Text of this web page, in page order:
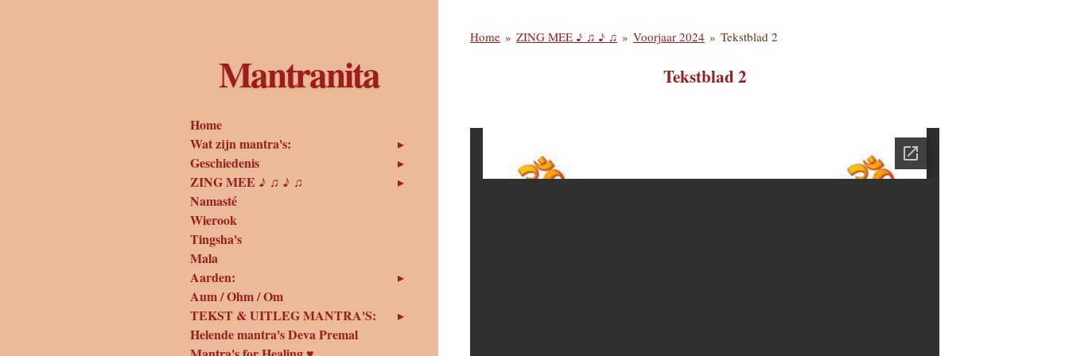
Home » ZING MEE ♪ ♫ ♪ ♫ » Voorjaar 2024 » Tekstblad 2
Tekstblad 2
Mantranita
Home
Wat zijn mantra's:
Geschiedenis
ZING MEE ♪ ♫ ♪ ♫
Namasté
Wierook
Tingsha's
Mala
Aarden:
Aum / Ohm / Om
TEKST & UITLEG MANTRA'S:
Helende mantra's Deva Premal